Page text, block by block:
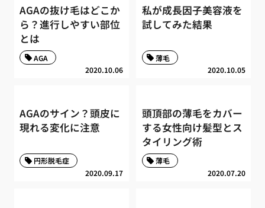
AGAの抜け毛はどこか
ら？進行しやすい部位
とは
2020.10.06
AGA
私が成長因子美容液を
試してみた結果
2020.10.05
薄毛
AGAのサイン？頭皮に
現れる変化に注意
2020.09.17
円形脱毛症
頭頂部の薄毛をカバー
する女性向け髪型とス
タイリング術
2020.07.20
薄毛